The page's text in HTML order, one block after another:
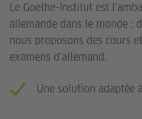
Le Goethe-Institut est
allemande dans le monde :
nous proposons des cours
examens d’allemand.
Une solution adaptée